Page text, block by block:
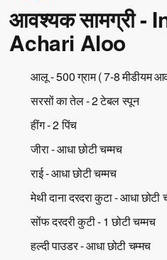
आवश्यक सामग्री -
Achari Aloo
आलू - 500 ग्राम ( 7-8 मीडीयम
सरसों का तेल - 2 टेबल स्पून
हींग - 2 पिंच
जीरा - आधा छोटी चम्मच
राई - आधा छोटी चम्मच
मेथी दाना दरदरा कुटा - आधा छोटी
सोंफ दरदरी कुटी - 1 छोटी चम्मच
हल्दी पाउडर - आधा छोटी चम्मच